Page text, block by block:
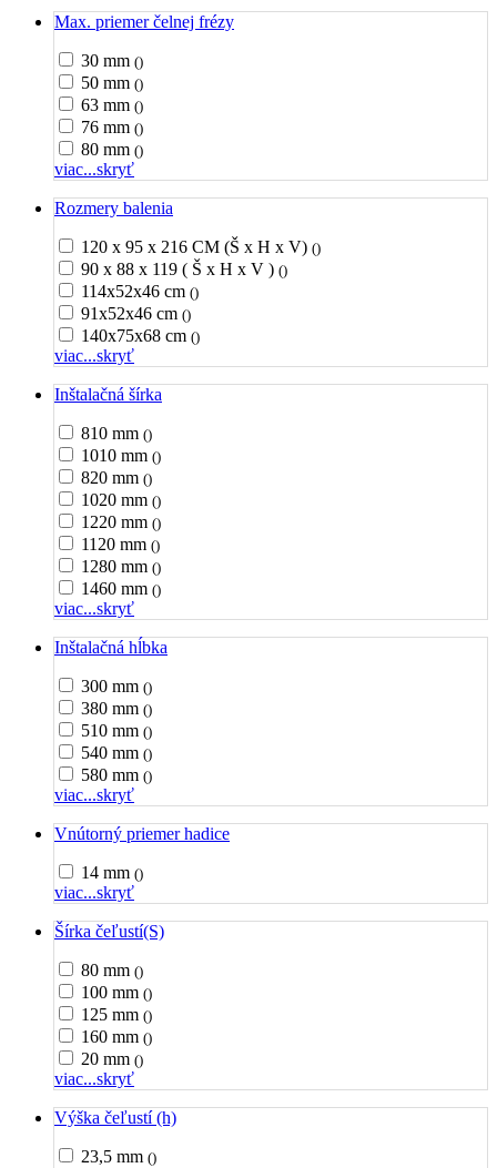
Max. priemer čelnej frézy
30 mm ()
50 mm ()
63 mm ()
76 mm ()
80 mm ()
viac...skryť
Rozmery balenia
120 x 95 x 216 CM (Š x H x V) ()
90 x 88 x 119 ( Š x H x V ) ()
114x52x46 cm ()
91x52x46 cm ()
140x75x68 cm ()
viac...skryť
Inštalačná šírka
810 mm ()
1010 mm ()
820 mm ()
1020 mm ()
1220 mm ()
1120 mm ()
1280 mm ()
1460 mm ()
viac...skryť
Inštalačná hĺbka
300 mm ()
380 mm ()
510 mm ()
540 mm ()
580 mm ()
viac...skryť
Vnútorný priemer hadice
14 mm ()
viac...skryť
Šírka čeľustí(S)
80 mm ()
100 mm ()
125 mm ()
160 mm ()
20 mm ()
viac...skryť
Výška čeľustí (h)
23,5 mm ()